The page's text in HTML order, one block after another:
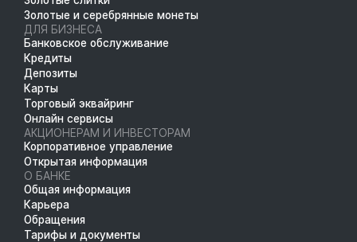
Золотые и серебрянные монеты
ДЛЯ БИЗНЕСА
Банковское обслуживание
Кредиты
Депозиты
Карты
Торговый эквайринг
Онлайн сервисы
АКЦИОНЕРАМ И ИНВЕСТОРАМ
Корпоративное управление
Открытая информация
О БАНКЕ
Общая информация
Карьера
Обращения
Тарифы и документы